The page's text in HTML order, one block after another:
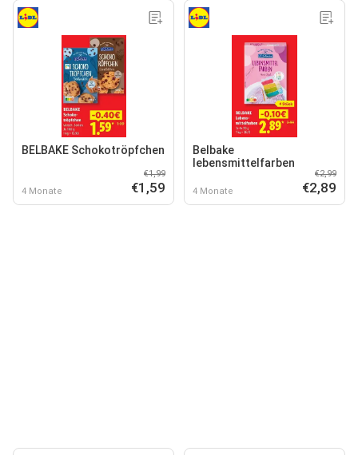
BELBAKE Schokotröpfchen
4 Monate
€1,99
€1,59
Belbake
lebensmittelfarben
4 Monate
€2,99
€2,89